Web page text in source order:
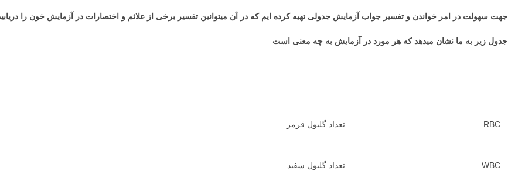
جهت سهولت در امر خواندن و تفسیر جواب آزمایش جدولی تهیه کرده ایم که در آن میتوانین تفسیر برخی از علائم و اختصارات در آزمایش خون را
جدول زیر به ما نشان میدهد که هر مورد در آزمایش به چه معنی است
RBC تعداد گلبول قرمز
WBC تعداد گلبول سفید